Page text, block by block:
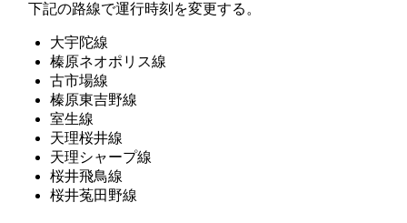
下記の路線で運行時刻を変更する。
大宇陀線
榛原ネオポリス線
古市場線
榛原東吉野線
室生線
天理桜井線
天理シャープ線
桜井飛鳥線
桜井菟田野線